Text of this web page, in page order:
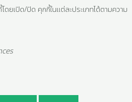
ยเปิด/ปิด คุกกี้ในแต่ละประเภทได้ตามความ